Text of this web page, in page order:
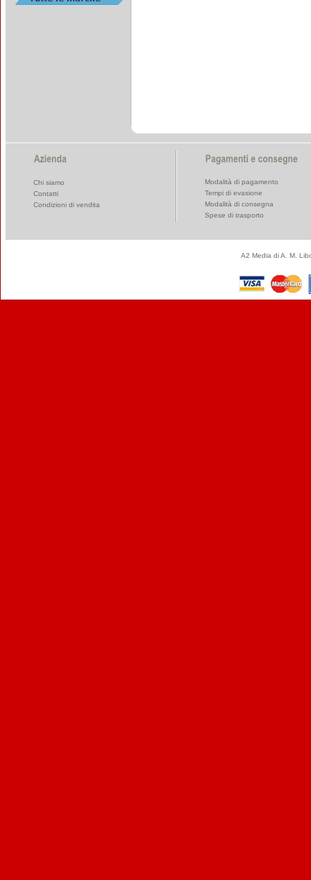
Chi siamo
Contatti
Condizioni di vendita
Modalità di pagamento
Tempi di evasione
Modalità di consegna
Spese di trasporto
A2 Media di A. M.